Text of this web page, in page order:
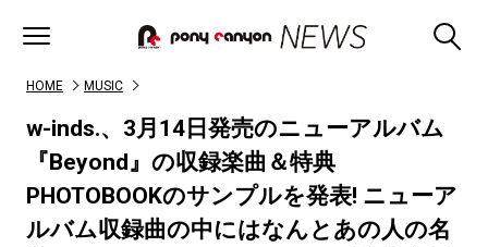
HOME MUSIC
w-inds.、3月14日発売のニューアルバム
『Beyond』の収録楽曲＆特典
PHOTOBOOKのサンプルを発表! ニューア
ルバム収録曲の中にはなんとあの人の名